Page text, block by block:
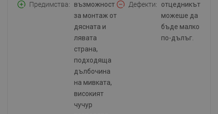
Предимства
възможност
за монтаж от
дясната и
лявата
страна,
подходяща
дълбочина
на мивката,
високият
чучур
Дефекти
отцедникът
можеше да
бъде малко
по-дълъг.